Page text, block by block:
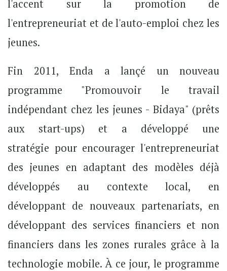
l'accent sur la promotion de
l'entrepreneuriat et de l'auto-emploi chez les
jeunes.
Fin 2011, Enda a lançé un nouveau
programme "Promouvoir le travail
indépendant chez les jeunes - Bidaya" (prêts
aux start-ups) et a développé une
stratégie pour encourager l'entrepreneuriat
des jeunes en adaptant des modèles déjà
développés au contexte local, en
développant de nouveaux partenariats, en
développant des services financiers et non
financiers dans les zones rurales grâce à la
technologie mobile. À ce jour, le programme